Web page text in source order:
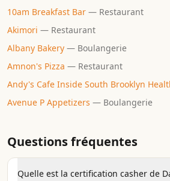
10am Breakfast Bar — Restaurant
Akimori — Restaurant
Albany Bakery — Boulangerie
Amnon's Pizza — Restaurant
Andy's Cafe Inside South Brooklyn
Avenue P Appetizers — Boulangerie
Questions fréquentes
Quelle est la certification casher de